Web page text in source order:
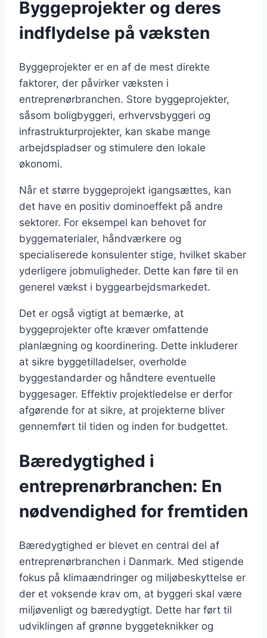
Byggeprojekter og deres
indflydelse på væksten
Byggeprojekter er en af de mest direkte
faktorer, der påvirker væksten i
entreprenørbranchen. Store byggeprojekter,
såsom boligbyggeri, erhvervsbyggeri og
infrastrukturprojekter, kan skabe mange
arbejdspladser og stimulere den lokale
økonomi.
Når et større byggeprojekt igangsættes, kan
det have en positiv dominoeffekt på andre
sektorer. For eksempel kan behovet for
byggematerialer, håndværkere og
specialiserede konsulenter stige, hvilket skaber
yderligere jobmuligheder. Dette kan føre til en
generel vækst i byggearbejdsmarkedet.
Det er også vigtigt at bemærke, at
byggeprojekter ofte kræver omfattende
planlægning og koordinering. Dette inkluderer
at sikre byggetilladelser, overholde
byggestandarder og håndtere eventuelle
byggesager. Effektiv projektledelse er derfor
afgørende for at sikre, at projekterne bliver
gennemført til tiden og inden for budgettet.
Bæredygtighed i
entreprenørbranchen: En
nødvendighed for fremtiden
Bæredygtighed er blevet en central del af
entreprenørbranchen i Danmark. Med stigende
fokus på klimaændringer og miljøbeskyttelse er
der et voksende krav om, at byggeri skal være
miljøvenligt og bæredygtigt. Dette har ført til
udviklingen af grønne byggeteknikker og